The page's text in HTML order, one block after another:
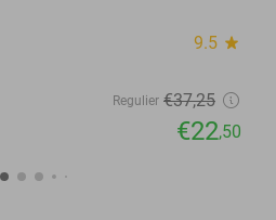
9.5 star
Regulier €37,25
€22,50